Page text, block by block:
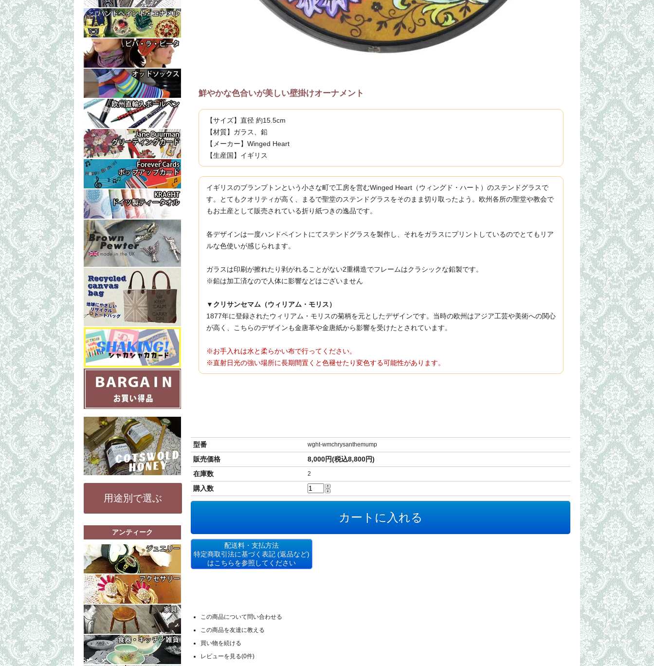
鮮やかな色合いが美しい壁掛けオーナメント
【サイズ】直径 約15.5cm
【材質】ガラス、鉛
【メーカー】Winged Heart
【生産国】イギリス
イギリスのブランプトンという小さな町で工房を営むWinged Heart（ウィングド・ハート）のステンドグラスで
す。とてもクオリティが高く、まるで聖堂のステンドグラスをそのまま切り取ったよう。欧州各所の聖堂や教会で
もお土産として販売されている折り紙つきの逸品です。
各デザインは一度ハンドペイントにてステンドグラスを製作し、それをガラスにプリントしているのでとてもリア
ルな色使いが感じられます。
ガラスは印刷が擦れたり剥がれることがない2重構造でフレームはクラシックな鉛製です。
※鉛は加工済なので人体に影響などはございません
▼クリサンセマム（ウィリアム・モリス）
1877年に登録されたウィリアム・モリスの菊柄を元としたデザインです。当時の欧州はアジア工芸や美術への関心
が高く、こちらのデザインも金唐革や金唐紙から影響を受けたとされています。
※お手入れは水と柔らかい布で行ってください。
※直射日光の強い場所に長期間置くと色褪せたり変色する可能性があります。
型番 wght-wmchrysanthemump
販売価格
8,000円(税込8,800円)
在庫数
2
購入数
配送料・支払方法
特定商取引法に基づく表記 (返品など)
はこちらを参照してください
この商品について問い合わせる
この商品を友達に教える
買い物を続ける
レビューを見る(0件)
用途別で選ぶ
アンティーク
もっと詳細なカテゴリはココ！
リング（指輪） ブローチ
テーブル・ボックス
イス・チェア・スツール・花台
ラック（マガジンラックなど）
もっと詳細なカテゴリはココ！
トリオ・ティーカップ・コーヒーカップ